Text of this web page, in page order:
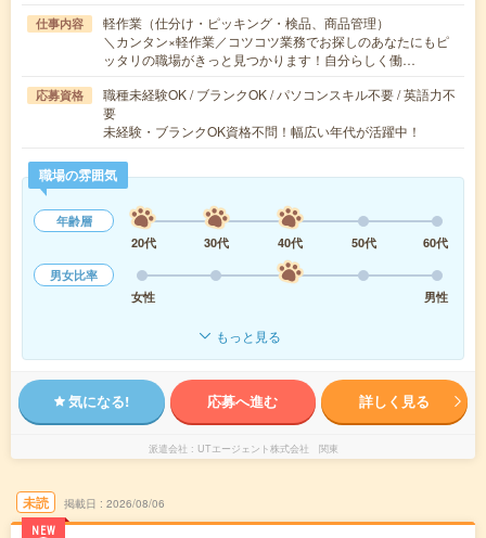
仕事内容
軽作業（仕分け・ピッキング・検品、商品管理）
＼カンタン×軽作業／コツコツ業務でお探しのあなたにもピ
ッタリの職場がきっと見つかります！自分らしく働…
応募資格
職種未経験OK / ブランクOK / パソコンスキル不要 / 英語力不
要
未経験・ブランクOK資格不問！幅広い年代が活躍中！
職場の雰囲気
年齢層
20代
30代 40代 50代
60代
男女比率
女性
男性
もっと見る
気になる! 応募へ進む 詳しく見る
派遣会社 UTエージェント株式会社 関東
未読
NEW
掲載日 2026/08/06